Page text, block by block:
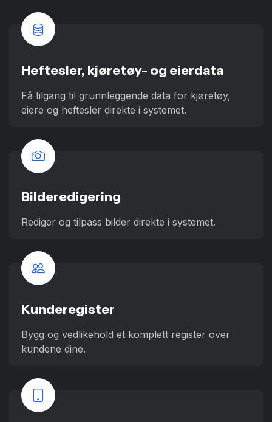
Heftesler, kjøretøy- og eierdata
Få tilgang til grunnleggende data for kjøretøy,
eiere og heftesler direkte i systemet.
Bilderedigering
Rediger og tilpass bilder direkte i systemet.
Kunderegister
Bygg og vedlikehold et komplett register over
kundene dine.